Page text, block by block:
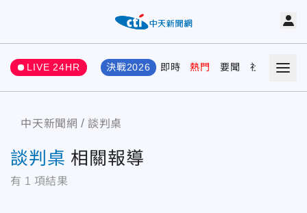
LIVE 24HR 決戰2026 即時 熱門 要聞 社會 娛樂
中天新聞網 談判桌
談判桌 相關報導
有 1 項結果